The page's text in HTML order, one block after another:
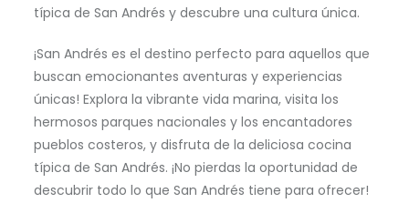
típica de San Andrés y descubre una cultura única.
¡San Andrés es el destino perfecto para aquellos que
buscan emocionantes aventuras y experiencias
únicas! Explora la vibrante vida marina, visita los
hermosos parques nacionales y los encantadores
pueblos costeros, y disfruta de la deliciosa cocina
típica de San Andrés. ¡No pierdas la oportunidad de
descubrir todo lo que San Andrés tiene para ofrecer!